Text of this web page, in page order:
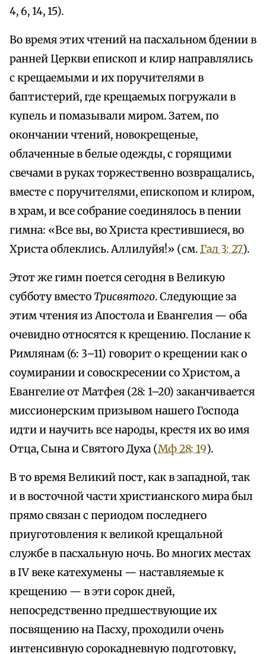
4, 6, 14, 15).
Во время этих чтений на пасхальном бдении в
ранней Церкви епископ и клир направлялись
с крещаемыми и их поручителями в
баптистерий, где крещаемых погружали в
купель и помазывали миром. Затем, по
окончании чтений, новокрещеные,
облаченные в белые одежды, с горящими
свечами в руках торжественно возвращались,
вместе с поручителями, епископом и клиром,
в храм, и все собрание соединялось в пении
гимна: «Все вы, во Христа крестившиеся, во
Христа облеклись. Аллилуйя!» (см.Гал 3: 27).
Этот же гимн поется сегодня в Великую
субботу вместо Трисвятого. Следующие за
этим чтения из Апостола и Евангелия — оба
очевидно относятся к крещению. Послание к
Римлянам (6: 3–11) говорит о крещении как о
соумирании и совоскресении со Христом, а
Евангелие от Матфея (28: 1–20) заканчивается
миссионерским призывом нашего Господа
идти и научить все народы, крестя их во имя
Отца, Сына и Святого Духа (Мф 28: 19).
В то время Великий пост, как в западной, так
и в восточной части христианского мира был
прямо связан с периодом последнего
приуготовления к великой крещальной
службе в пасхальную ночь. Во многих местах
в IV веке катехумены — наставляемые к
крещению — в эти сорок дней,
непосредственно предшествующие их
посвящению на Пасху, проходили очень
интенсивную сорокадневную подготовку,